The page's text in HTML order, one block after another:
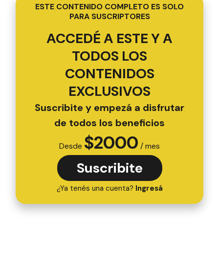
ESTE CONTENIDO COMPLETO ES SOLO
PARA SUSCRIPTORES
ACCEDÉ A ESTE Y A
TODOS LOS
CONTENIDOS
EXCLUSIVOS
Suscribite y empezá a disfrutar
de todos los beneficios
Desde $2000 / mes
Suscribite
¿Ya tenés una cuenta? Ingresá